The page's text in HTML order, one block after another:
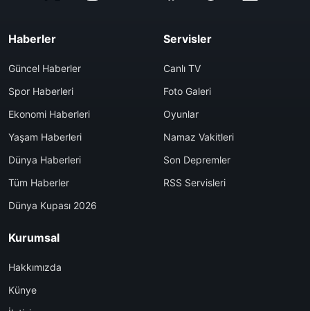
Haberler
Güncel Haberler
Spor Haberleri
Ekonomi Haberleri
Yaşam Haberleri
Dünya Haberleri
Tüm Haberler
Dünya Kupası 2026
Servisler
Canlı TV
Foto Galeri
Oyunlar
Namaz Vakitleri
Son Depremler
RSS Servisleri
Kurumsal
Hakkımızda
Künye